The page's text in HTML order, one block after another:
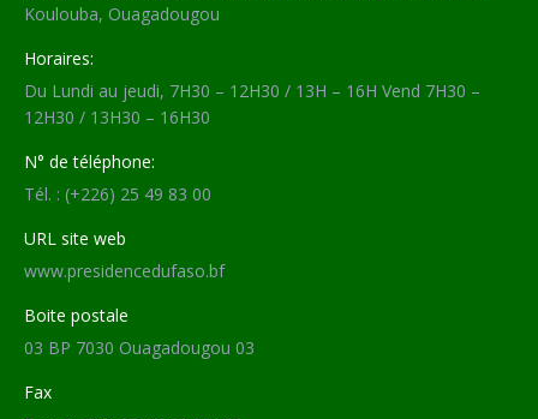
Koulouba, Ouagadougou
Horaires:
Du Lundi au jeudi, 7H30 – 12H30 / 13H – 16H Vend 7H30 –
12H30 / 13H30 – 16H30
N° de téléphone:
Tél. : (+226) 25 49 83 00
URL site web
www.presidencedufaso.bf
Boite postale
03 BP 7030 Ouagadougou 03
Fax